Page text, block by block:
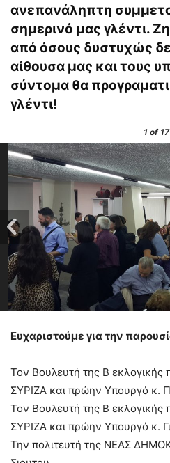
ανεπανάληπτη
σημερινό μας γλέντι.
από όσους δυστυχώς
αίθουσα μας και τους
σύντομα θα
γλέντι!
1of 17
Ευχαριστούμε για την
Τον Βουλευτή της Β εκλογικής
ΣΥΡΙΖΑ και πρώην Υπουργό κ.
Τον Βουλευτή της Β εκλογικής
ΣΥΡΙΖΑ και πρώην Υπουργό κ.
Την πολιτευτή της ΝΕΑΣ ΔΗ